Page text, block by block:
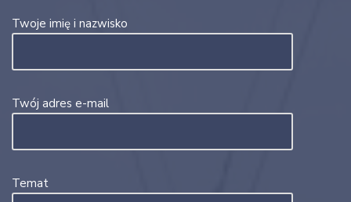
Twoje imię i nazwisko
Twój adres e-mail
Temat